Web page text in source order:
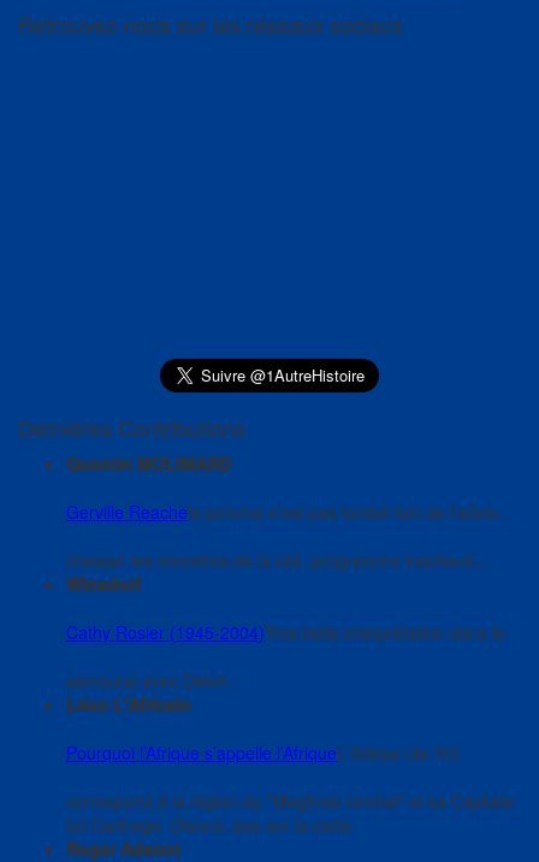
Retrouvez-nous sur les réseaux sociaux
Dernières Contributions
Quentin MOLIMARD
Gerville Reachela pomme n'est pas tombé loin de l'arbre..
chasser les monstres de la cité, programme inachevé...
Winsdorf
Cathy Rosier (1945-2004)Tres belle interprétation dans le
samourai avec Delon .
Léon L'Africain
Pourquoi l’Afrique s’appelle l’AfriqueL'Ifrikiya (de Ifri)
correspond à la région du "Maghreb central" et sa Capitale
fut Carthage. Disons, que sur la carte
Roger Adenot